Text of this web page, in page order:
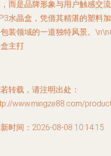
而是品牌形象与用户触感交
水晶盒，凭借其精湛的塑料
装领域的一道独特风景。
主打
转载，请注明出处：
www.mingze88.com/
时间：2026-08-08 10:14:15